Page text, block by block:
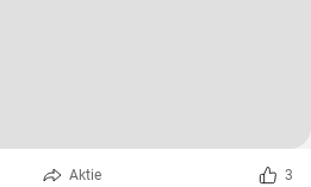
Aktie 3